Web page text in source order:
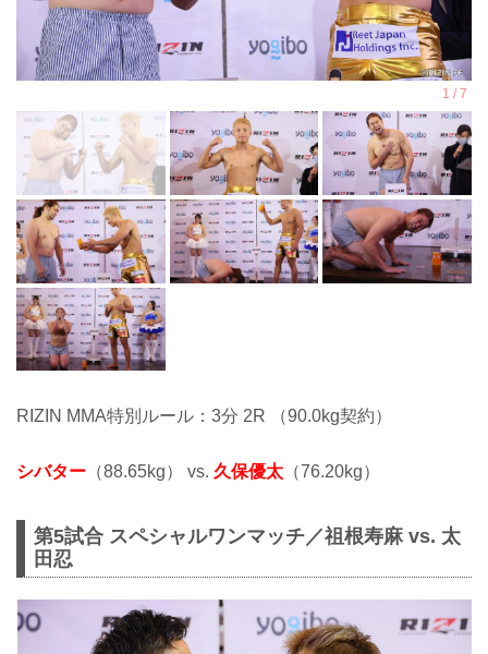
RIZIN MMA特別ルール：3分 2R （90.0kg契約）
シバター （88.65kg） vs. 久保優太 （76.20kg）
第5試合 スペシャルワンマッチ／祖根寿麻 vs. 太
田忍